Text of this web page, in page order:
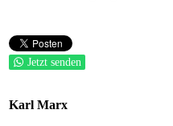
Jetzt senden
Karl Marx